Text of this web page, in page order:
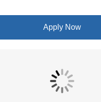
Apply Now